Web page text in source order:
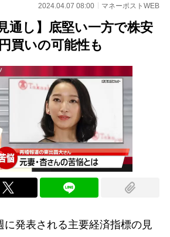
2024.04.07 08:00 マネーポストWEB
通し】底堅い一方で株安
買いの可能性も
に発表される主要経済指標の見